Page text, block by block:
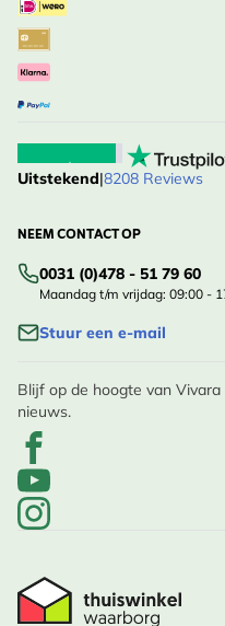
Uitstekend|8208 Reviews
NEEM CONTACT OP
0031 (0)478 - 51 79 60
Maandag t/m vrijdag: 09:00 -
Stuur een e-mail
Blijf op de hoogte van
nieuws.